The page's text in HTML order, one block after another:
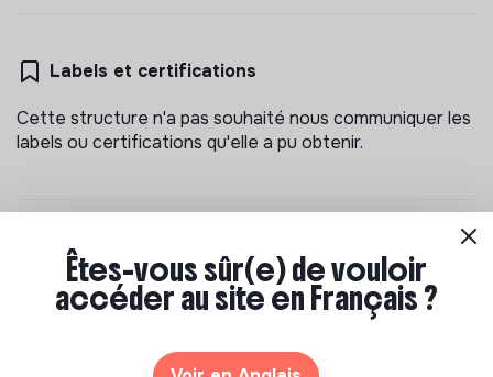
Labels et certifications
Cette structure n'a pas souhaité nous communiquer les
labels ou certifications qu'elle a pu obtenir.
Documents
N'a pas encore communiqué de documents de
Êtes-vous sûr(e) de vouloir
accéder au site en Français ?